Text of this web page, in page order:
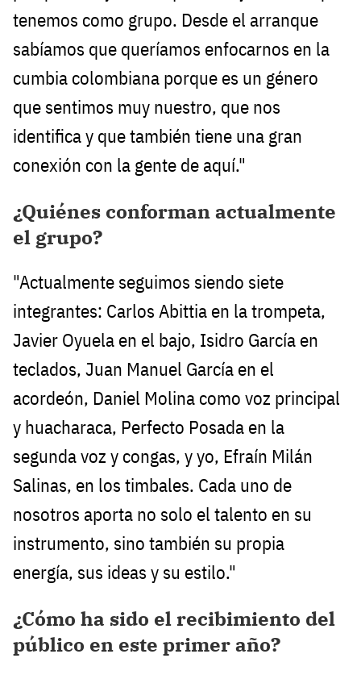
tenemos como grupo. Desde el arranque
sabíamos que queríamos enfocarnos en la
cumbia colombiana porque es un género
que sentimos muy nuestro, que nos
identifica y que también tiene una gran
conexión con la gente de aquí."
¿Quiénes conforman actualmente
el grupo?
"Actualmente seguimos siendo siete
integrantes: Carlos Abittia en la trompeta,
Javier Oyuela en el bajo, Isidro García en
teclados, Juan Manuel García en el
acordeón, Daniel Molina como voz principal
y huacharaca, Perfecto Posada en la
segunda voz y congas, y yo, Efraín Milán
Salinas, en los timbales. Cada uno de
nosotros aporta no solo el talento en su
instrumento, sino también su propia
energía, sus ideas y su estilo."
¿Cómo ha sido el recibimiento del
público en este primer año?